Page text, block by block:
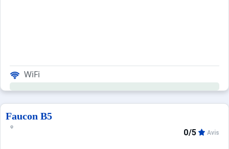
WiFi
Faucon B5
0/5 Avis